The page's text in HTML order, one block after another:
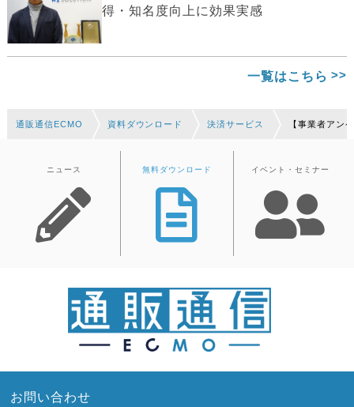
得・知名度向上に効果実感
一覧はこちら
通販通信ECMO 資料ダウンロード 決済サービス 【事業者アン
ニュース 無料ダウンロード イベント・セミナー
お問い合わせ